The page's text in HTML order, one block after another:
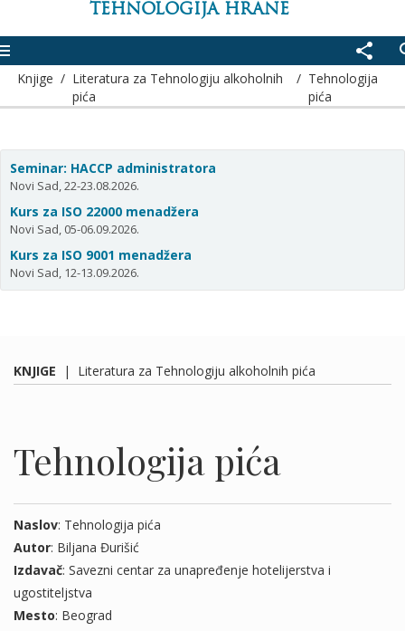
TEHNOLOGIJA HRANE
share
Knjige / Literatura za Tehnologiju alkoholnih
pića
/ Tehnologija
pića
Seminar: HACCP administratora
Novi Sad, 22-23.08.2026.
Kurs za ISO 22000 menadžera
Novi Sad, 05-06.09.2026.
Kurs za ISO 9001 menadžera
Novi Sad, 12-13.09.2026.
KNJIGE | Literatura za Tehnologiju alkoholnih pića
Tehnologija pića
Naslov: Tehnologija pića
Autor: Biljana Đurišić
Izdavač: Savezni centar za unapređenje hotelijerstva i
ugostiteljstva
Mesto: Beograd